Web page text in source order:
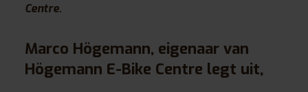
Centre.
Marco Högemann, eigenaar van
Högemann E-Bike Centre legt uit,